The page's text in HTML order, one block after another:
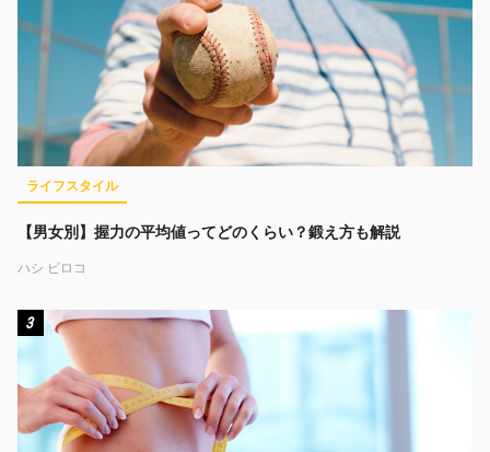
ライフスタイル
【男女別】握力の平均値ってどのくらい？鍛え方も解説
ハシ ビロコ
3